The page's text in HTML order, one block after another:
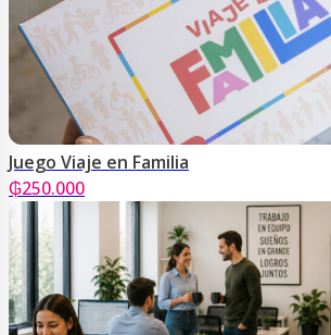
Juego Viaje en Familia
₲250.000